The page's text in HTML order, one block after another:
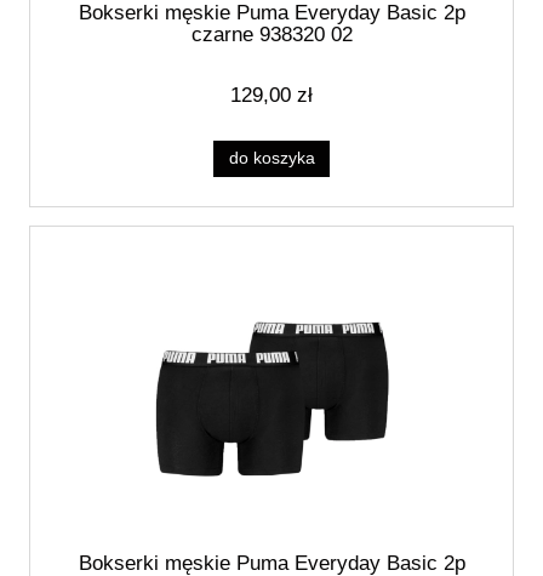
Bokserki męskie Puma Everyday Basic 2p
czarne 938320 02
129,00 zł
do koszyka
Bokserki męskie Puma Everyday Basic 2p